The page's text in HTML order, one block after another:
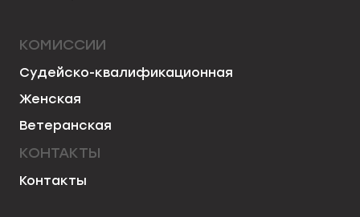
КОМИССИИ
Судейско-квалификационная
Женская
Ветеранская
КОНТАКТЫ
Контакты